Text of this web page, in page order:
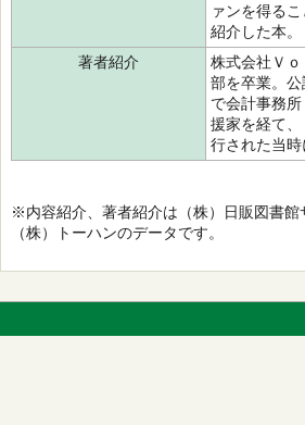
ァンを得る
紹介した本。
著者紹介
株式会社Ｖ
部を卒業。
で会計事務
援家を経て
行された当
※内容紹介、著者紹介は（株）日販図書館
（株）トーハンのデータです。